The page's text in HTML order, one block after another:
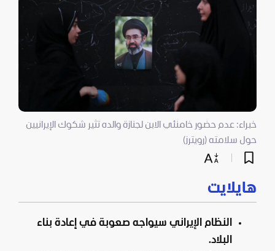
خبراء: عدم حضور خامنئي الابن لجنازة والده تثير شكوك الإيرانيين
حول سلامته (رويترز)
هايلايت
النظام الإيراني سيواجه صعوبة في إعادة بناء
البلاد.